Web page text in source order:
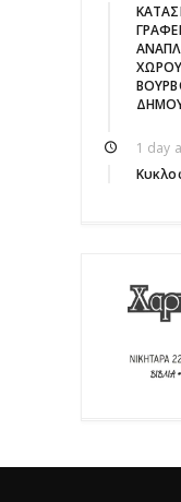
ΧΩΡΟΥ
1 day